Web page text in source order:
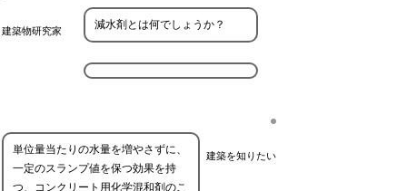
建築物研究家 減水剤とは何でしょうか？
建築を知りたい
単位量当たりの水量を増やさずに、
一定のスランプ値を保つ効果を持
つ、コンクリート用化学混和剤のこ